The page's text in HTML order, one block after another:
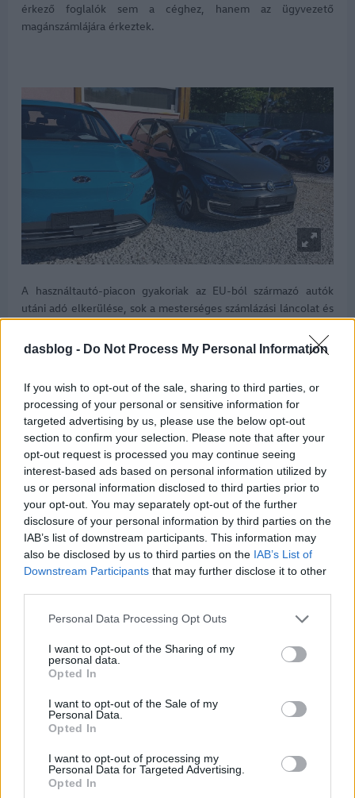
dasblog - Do Not Process My Personal Information
If you wish to opt-out of the sale, sharing to third parties, or
processing of your personal or sensitive information for
targeted advertising by us, please use the below opt-out
section to confirm your selection. Please note that after your
opt-out request is processed you may continue seeing
interest-based ads based on personal information utilized by
us or personal information disclosed to third parties prior to
your opt-out. You may separately opt-out of the further
disclosure of your personal information by third parties on the
IAB’s list of downstream participants. This information may
also be disclosed by us to third parties on the IAB’s List of
Downstream Participants that may further disclose it to other
Please note that this website/app uses one or more Google
not limited to your visit or usage behaviour. You may click to
grant or deny consent to Google and its third-party tags to
use your data for below specified purposes in below Google
consent section.
Personal Data Processing Opt Outs
I want to opt-out of the Sharing of my
personal data.
Opted In
I want to opt-out of the Sale of my
Personal Data.
Opted In
I want to opt-out of processing my
Personal Data for Targeted Advertising.
Opted In
érkező foglalók sem a céghez, hanem az ügyvezető
magánszámlájára érkeztek.
A használtautó-piacon gyakoriak az EU-ból származó autók
utáni adó elkerülése, sok a mesterséges számlázási láncolat és
több száz millió forint is lehet, ezért a NAV határozottan fellép
a szabályokat kijátszó kereskedő cégekkel szemben.
Ezeket egyre könnyebb kiszűrni, miután még pontosabbá
váltak az adóhivatal kockázatelemzési módszerei, amelyek a
nyilvánosan elérhető és a rendelkezésre álló adatok mellett az
EU-s államok adatbázisait is felhasználják, a revizorok pedig
nemcsak az áfa bevallásokat vizsgálják, hanem komplexen a
cég minden adókötelezettségét.
Aktuális kínálatunk, kategóriák
szerint